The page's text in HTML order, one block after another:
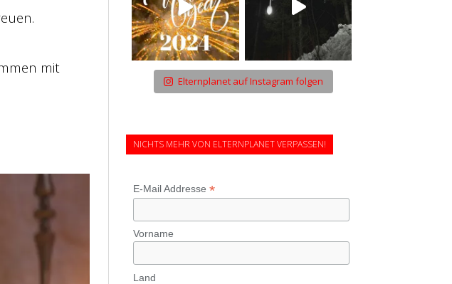
mit
Elternplanet auf Instagram folgen
NICHTS MEHR VON ELTERNPLANET VERPASSEN!
E-Mail Addresse *
Vorname
Land